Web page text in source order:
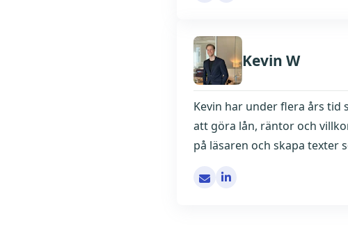
Kevin W
Kevin har under flera års
att göra lån, räntor och
på läsaren och skapa texter
[email protected]